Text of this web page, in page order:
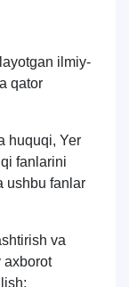
ilmiy-
qator
huquqi, Yer
fanlarini
ushbu fanlar
va
axborot